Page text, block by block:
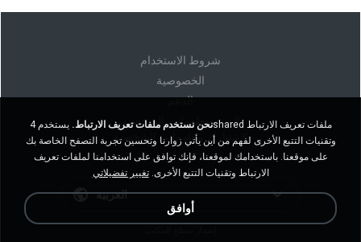
شروط الاستخدام
الخصوصية
الدعم
لا تبيع معلوماتي الشخصية
لا تشارك معلوماتي الشخصية
العربية
نحن نستخدم ملفات تعريف الارتباط.
يستخدم 4shared ملفات تعريف الارتباط
وتقنيات التتبع الأخرى لفهم من أين يأتي زوارنا وتحسين تجربة التصفح الخاصة بك
على موقعنا. باستخدامك لموقعنا، فإنك توافق على استخدامنا لملفات تعريف
الارتباط وتقنيات التتبع الأخرى.تغيير تفضيلاتي
أوافق